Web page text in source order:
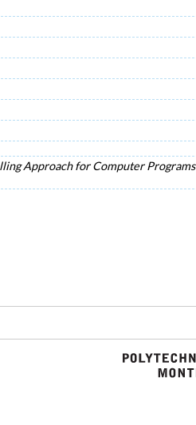
Approach for Computer Programs